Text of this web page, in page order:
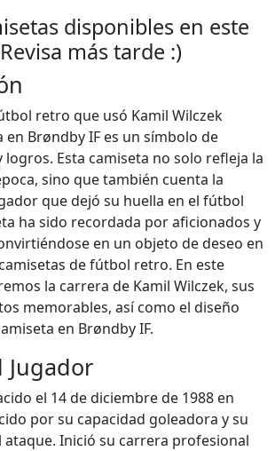
disponibles en este
más tarde :)
retro que usó Kamil Wilczek
Brøndby IF es un símbolo de
Esta camiseta no solo refleja la
sino que también cuenta la
que dejó su huella en el fútbol
ha sido recordada por aficionados y
en un objeto de deseo en
de fútbol retro. En este
la carrera de Kamil Wilczek, sus
memorables, así como el diseño
en Brøndby IF.
Jugador
el 14 de diciembre de 1988 en
por su capacidad goleadora y su
ataque. Inició su carrera profesional